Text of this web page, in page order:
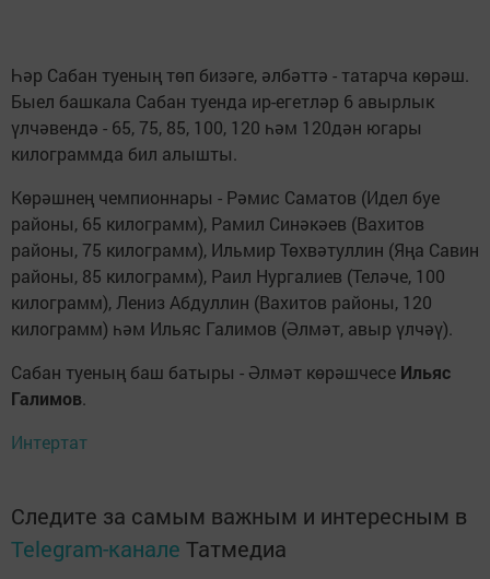
Һәр Сабан туеның төп бизәге, әлбәттә - татарча көрәш.
Быел башкала Сабан туенда ир-егетләр 6 авырлык
үлчәвендә - 65, 75, 85, 100, 120 һәм 120дән югары
килограммда бил алышты.
Көрәшнең чемпионнары - Рәмис Саматов (Идел буе
районы, 65 килограмм), Рамил Синәкәев (Вахитов
районы, 75 килограмм), Ильмир Төхвәтуллин (Яңа Савин
районы, 85 килограмм), Раил Нургалиев (Теләче, 100
килограмм), Лениз Абдуллин (Вахитов районы, 120
килограмм) һәм Ильяс Галимов (Әлмәт, авыр үлчәү).
Сабан туеның баш батыры - Әлмәт көрәшчесе Ильяс
Галимов.
Интертат
Следите за самым важным и интересным в
Telegram-канале Татмедиа